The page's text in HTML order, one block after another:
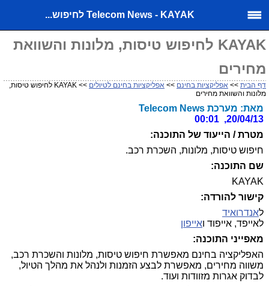
Telecom News - KAYAK לחיפוש...
KAYAK לחיפוש טיסות, מלונות והשוואת
מחירים
דף הבית >> אפליקציות בחינם >> אפליקציות בחינם לטיולים
>> KAYAK לחיפוש טיסות,
מלונות והשוואת מחירים
מאת: מערכת Telecom News
20/04/13, 00:01
מטרת / הייעוד של התוכנה:
חיפוש טיסות, מלונות, השכרת רכב.
שם התוכנה:
KAYAK
קישור להורדה:
לאנדרואיד
לאייפד, אייפוד ואייפון
מאפייני התוכנה:
האפליקציה בחינם מאפשרת חיפוש טיסות, מלונות והשכרת רכב,
משווה מחירים, מאפשרת לבצע הזמנות ולנהל את מהלך הטיול,
לבדוק אגרות מזוודות ועוד.